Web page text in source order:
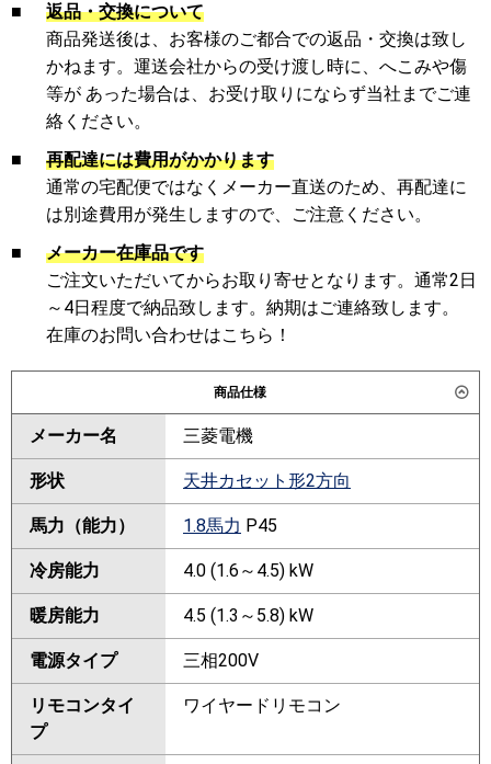
■
返品・交換について
商品発送後は、お客様のご都合での返品・交換は致し
かねます。運送会社からの受け渡し時に、へこみや傷
等が あった場合は、お受け取りにならず当社までご連
絡ください。
■
再配達には費用がかかります
通常の宅配便ではなくメーカー直送のため、再配達に
は別途費用が発生しますので、ご注意ください。
■
メーカー在庫品です
ご注文いただいてからお取り寄せとなります。通常2日
～4日程度で納品致します。納期はご連絡致します。
在庫のお問い合わせはこちら！
商品仕様
メーカー名 三菱電機
形状 天井カセット形2方向
馬力（能力） 1.8馬力 P45
冷房能力 4.0 (1.6～4.5) kW
暖房能力 4.5 (1.3～5.8) kW
電源タイプ 三相200V
リモコンタイ
プ
ワイヤードリモコン